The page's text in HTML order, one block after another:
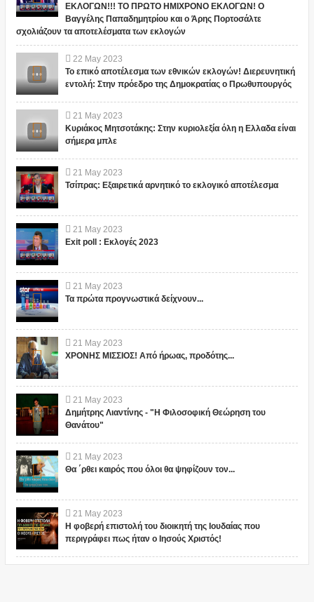
ΕΚΛΟΓΩΝ!!! ΤΟ ΠΡΩΤΟ ΗΜΙΧΡΟΝΟ ΕΚΛΟΓΩΝ! Ο
Βαγγέλης Παπαδημητρίου και ο Άρης Πορτοσάλτε
σχολιάζουν τα αποτελέσματα των εκλογών
22 May 2023
Το επικό αποτέλεσμα των εθνικών εκλογών! Διερευνητική
εντολή: Στην πρόεδρο της Δημοκρατίας ο Πρωθυπουργός
21 May 2023
Κυριάκος Μητσοτάκης: Στην κυριολεξία όλη η Ελλαδα είναι
σήμερα μπλε
21 May 2023
Τσίπρας: Εξαιρετικά αρνητικό το εκλογικό αποτέλεσμα
21 May 2023
Exit poll : Εκλογές 2023
21 May 2023
Τα πρώτα προγνωστικά δείχνουν...
21 May 2023
ΧΡΟΝΗΣ ΜΙΣΣΙΟΣ! Από ήρωας, προδότης...
21 May 2023
Δημήτρης Λιαντίνης - "Η Φιλοσοφική Θεώρηση του
Θανάτου"
21 May 2023
Θα ΄ρθει καιρός που όλοι θα ψηφίζουν τον...
21 May 2023
Η φοβερή επιστολή του διοικητή της Ιουδαίας που
περιγράφει πως ήταν ο Ιησούς Χριστός!